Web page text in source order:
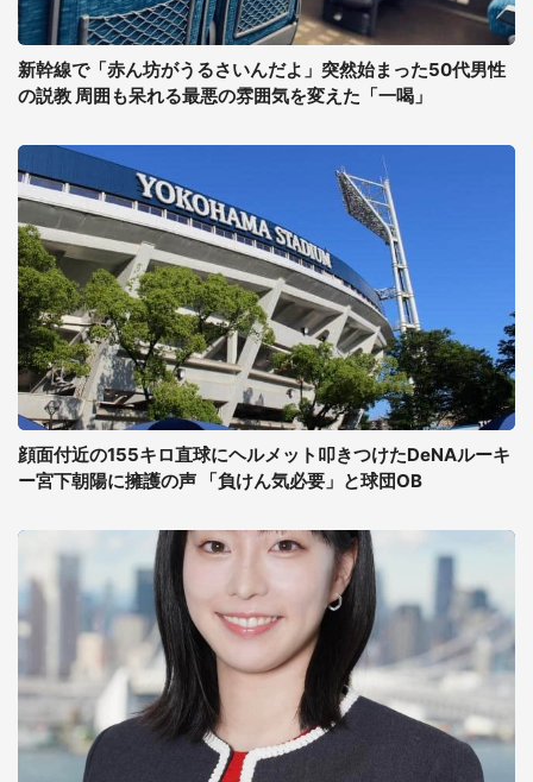
新幹線で「赤ん坊がうるさいんだよ」突然始まった50代男性
の説教 周囲も呆れる最悪の雰囲気を変えた「一喝」
顔面付近の155キロ直球にヘルメット叩きつけたDeNAルーキ
ー宮下朝陽に擁護の声 「負けん気必要」と球団OB